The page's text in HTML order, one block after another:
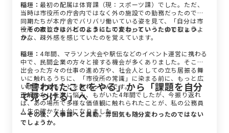
稲垣：最初の配属は体育課（現：スポーツ課）でした。ただ、
当時は市役所の庁舎内ではなく外の施設での勤務だったので、
同期たちが本庁舎でバリバリ働いている姿を見て、「自分は市
役所の本流から外れてしまったのかな」という、少し寂しいよ
うな、疎外感を感じていたのを覚えています。
ーその寂しさは、どのようにして変わっていったのでしょう
か。
稲垣：4年間、マラソン大会や駅伝などのイベント運営に携わる
中で、民間企業の方々と接する機会が多くありました。そこで
出会った方々の仕事の進め方や、社会人としての立ち居振る舞
いに触れるうちに、「市役所の常識」に染まる前に、もっと広
い世界があることを教わったんです。
正解のない仕事に悩み、もがいた4年間でしたが、今振り返れ
ば、あの場所で多様な価値観に触れられたことが、私の公務員
人生の確かな土台になりました。
「言われたことをやる」から「課題を自分
で見つける」へ
ーその後、人事課へと異動。雰囲気も随分変わったのではない
でしょうか。